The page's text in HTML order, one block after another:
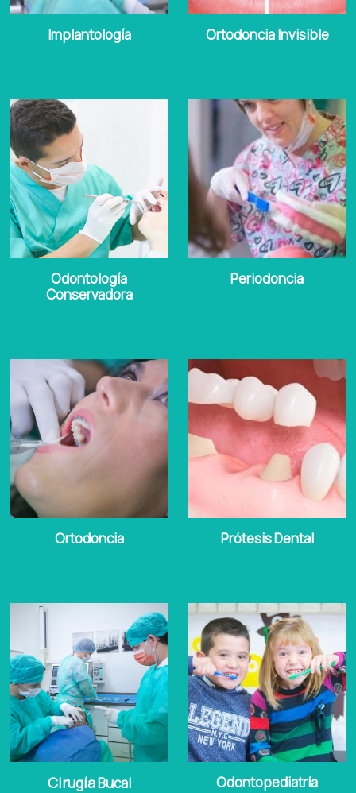
Implantología Ortodoncia Invisible
Odontología
Conservadora
Periodoncia
Ortodoncia Prótesis Dental
CirugíaBucal Odontopediatría